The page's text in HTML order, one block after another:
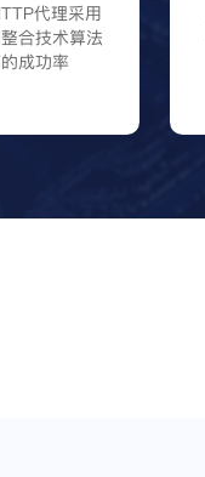
代理采用
合技术算法
成功率